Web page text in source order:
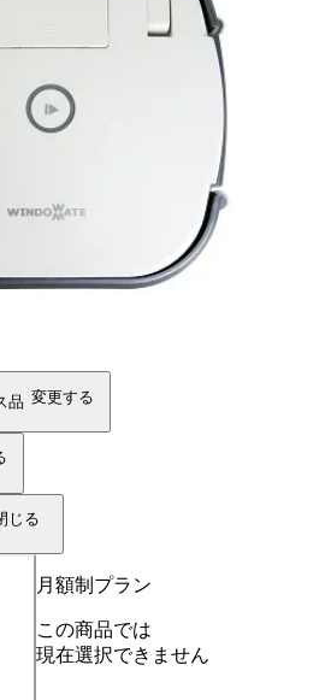
品 変更する
じる
月額制プラン
この商品では
現在選択できません